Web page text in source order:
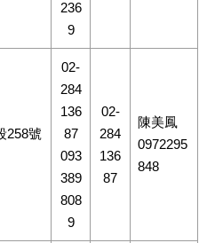
236
9
258號
02-
284
136
87
093
389
808
9
02-
284
136
87
陳美鳳
0972295
848